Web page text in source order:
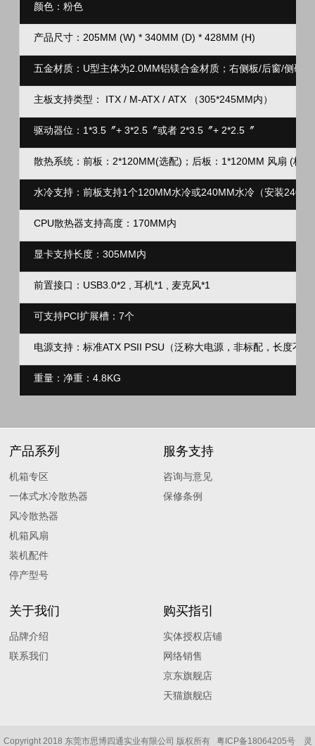
颜色：粉色
产品尺寸：205MM (W) * 340MM (D) * 428MM (H)
五金材质：U型主体为2.0MM铝镁合金材质；右侧板/后窗/侧硬
主板支持类型： ITX / M-ATX / ATX （305*245MM内）
驱动器位：1*3.5〞+ 3*2.5〞或者 2*3.5〞+ 2*2.5〞
散热系统：前板：2*120MM(选配)；后板：1*120MM 风扇 (标
水冷支持：前板支持1个120MM水冷或240MM水冷（安装
CPU散热器支持高度：170MM内
显卡支持长度：305MM内
前置接口：USB3.0*2 , 耳机*1 , 麦克风*1
可支持PCI扩展槽：7个
电源支持：标准ATX PSII PSU（泛称大电源，非标配，长度不
重量：净重：4.8KG
产品系列
机箱专区
一体式水冷散热器
风冷散热器
机箱风扇
装机配件
停产型号
服务支持
咨询与意见
保修条例
关于我们
品牌介绍
联系我们
购买指引
实体授权店铺
网络销售
京东旗舰店
天猫旗舰痁
Copyright 2018 东莞市思博四通实业有限公司 版权所有 粤ICP备18064205号 灵